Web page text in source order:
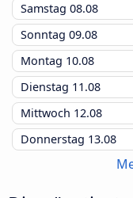
Samstag 08.08
Sonntag 09.08
Montag 10.08
Dienstag 11.08
Mittwoch 12.08
Donnerstag 13.08